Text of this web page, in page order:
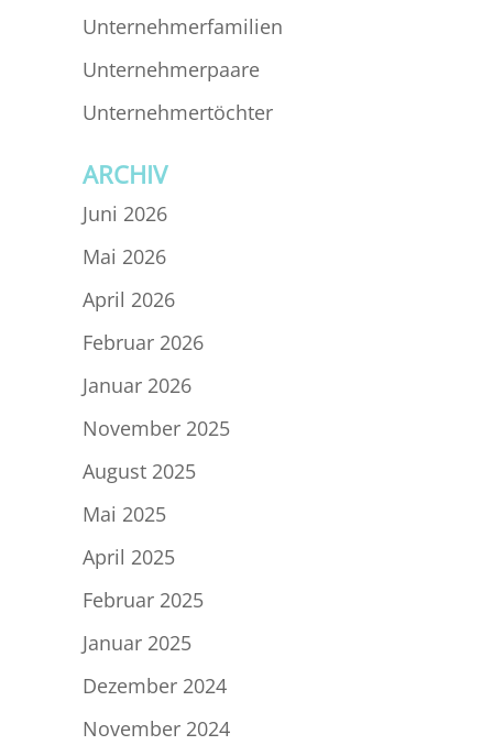
Unternehmerfamilien
Unternehmerpaare
Unternehmertöchter
ARCHIV
Juni 2026
Mai 2026
April 2026
Februar 2026
Januar 2026
November 2025
August 2025
Mai 2025
April 2025
Februar 2025
Januar 2025
Dezember 2024
November 2024